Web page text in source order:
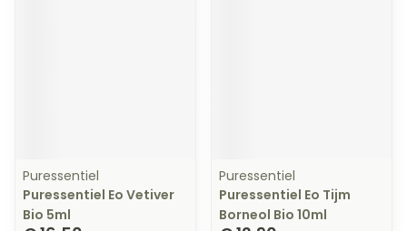
Puressentiel
Puressentiel Eo Vetiver
Bio 5ml
Puressentiel
Puressentiel Eo Tijm
Borneol Bio 10ml